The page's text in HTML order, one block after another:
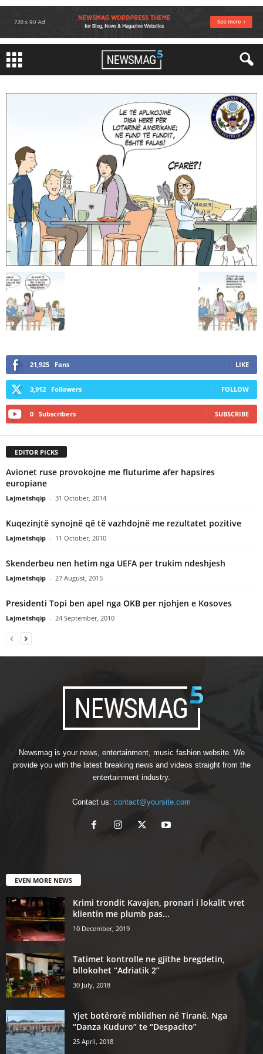
21,925 Fans LIKE
3,912 Followers FOLLOW
0 Subscribers SUBSCRIBE
EDITOR PICKS
Avionet ruse provokojne me fluturime afer hapsires
europiane
Lajmetshqip - 31 October, 2014
Kuqezinjtë synojnë që të vazhdojnë me rezultatet pozitive
Lajmetshqip - 11 October, 2010
Skenderbeu nen hetim nga UEFA per trukim ndeshjesh
Lajmetshqip - 27 August, 2015
Presidenti Topi ben apel nga OKB per njohjen e Kosoves
Lajmetshqip - 24 September, 2010
Newsmag is your news, entertainment, music fashion website. We
provide you with the latest breaking news and videos straight from the
entertainment industry.
Contact us: contact@yoursite.com
EVEN MORE NEWS
Krimi trondit Kavajen, pronari i lokalit vret
klientin me plumb pas...
10 December, 2019
Tatimet kontrolle ne gjithe bregdetin,
bllokohet “Adriatik 2”
30 July, 2018
Yjet botërorë mblidhen në Tiranë. Nga
“Danza Kuduro” te “Despacito”
25 April, 2018